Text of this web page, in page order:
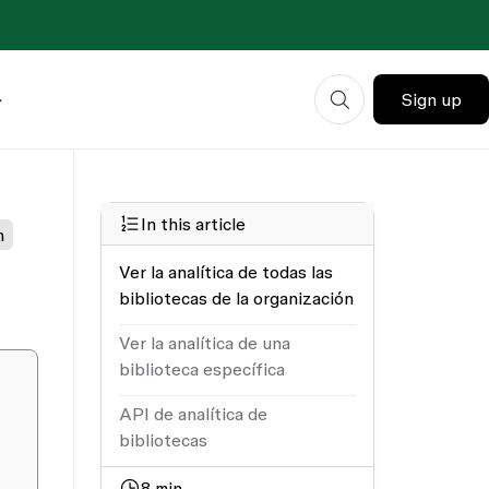
Sign up
In this article
Ver la analítica de todas las
bibliotecas de la organización
Ver la analítica de una
biblioteca específica
API de analítica de
bibliotecas